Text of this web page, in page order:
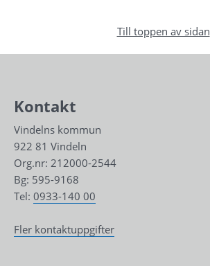
Till toppen av sidan
Kontakt
Vindelns kommun
922 81 Vindeln
Org.nr: 212000-2544
Bg: 595-9168
Tel: 0933-140 00
Fler kontaktuppgifter